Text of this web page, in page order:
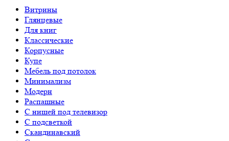
Витрины
Глянцевые
Для книг
Классические
Корпусные
Купе
Мебель под потолок
Минимализм
Модерн
Распашные
С нишей под телевизор
С подсветкой
Скандинавский